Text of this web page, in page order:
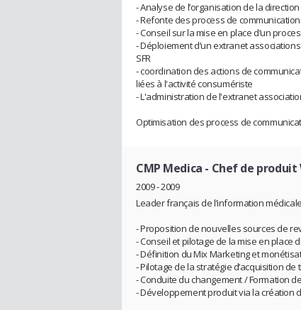
- Analyse de l’organisation de la
- Refonte des process de
- Conseil sur la mise en place d’un
- Déploiement d’un extranet
SFR
- coordination des actions de
liées à l'activité consumériste
- L'administration de l'extranet
Optimisation des process de
CMP Medica - Chef de produit
2009 - 2009
Leader français de l’information médicale
- Proposition de nouvelles sources de
- Conseil et pilotage de la mise en place
- Définition du Mix Marketing et
- Pilotage de la stratégie d’acquisition
- Conduite du changement / Formation
- Développement produit via la création